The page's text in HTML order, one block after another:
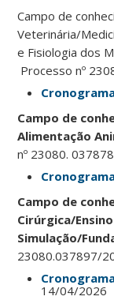
Campo de
Veterinária/
e Fisiologia dos
Processo nº
Campo de
Alimentação
nº 23080.
Campo de
Cirúrgica/
Simulação/
23080.037897/
14/04/2026